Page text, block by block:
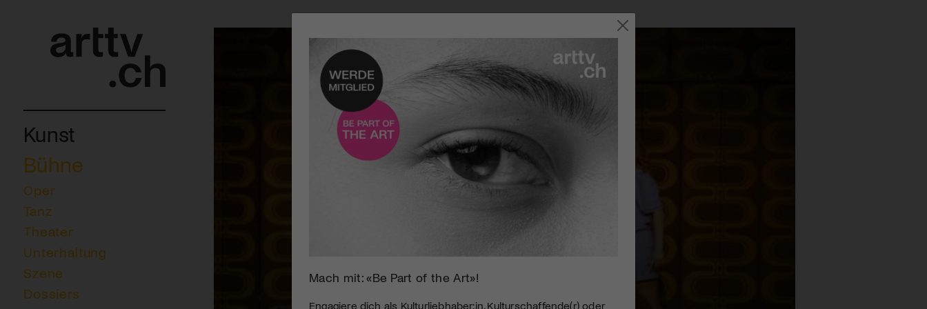
Kunst
Bühne
Oper
Tanz
Theater
Unterhaltung
Szene
Dossiers
Mach mit: «Be Part of the Art»!
Engagiere dich als Kulturliebhaber:in, Kulturschaffende(r) oder